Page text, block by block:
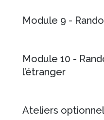
Module 9 -
Module 10 -
l’étranger
Ateliers